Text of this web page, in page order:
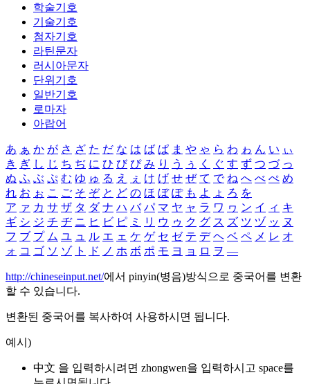
학술기호
기술기호
첨자기호
라틴문자
러시아문자
단위기호
일반기호
로마자
아랍어
あ ぁ か が さ ざ た だ な は ば ぱ ま や ゃ ら わ ゎ ん い ぃ
き ぎ し じ ち ぢ に ひ び ぴ み り う ぅ く ぐ す ず つ づ っ
ぬ ふ ぶ ぷ む ゆ ゅ る え ぇ け げ せ ぜ て で ね へ べ ぺ め
れ お ぉ こ ご そ ぞ と ど の ほ ぼ ぽ も よ ょ ろ を
ア ァ カ サ ザ タ ダ ナ ハ バ パ マ ヤ ャ ラ ワ ヮ ン イ ィ キ
ギ シ ジ チ ヂ ニ ヒ ビ ピ ミ リ ウ ゥ ク グ ス ズ ツ ヅ ッ ヌ
フ ブ プ ム ユ ュ ル エ ェ ケ ゲ セ ゼ テ デ ヘ ベ ペ メ レ オ
ォ コ ゴ ソ ゾ ト ド ノ ホ ボ ポ モ ヨ ョ ロ ヲ ―
http://chineseinput.net/에서 pinyin(병음)방식으로 중국어를 변환
할 수 있습니다.
변환된 중국어를 복사하여 사용하시면 됩니다.
예시)
中文 을 입력하시려면 zhongwen을 입력하시고 space를